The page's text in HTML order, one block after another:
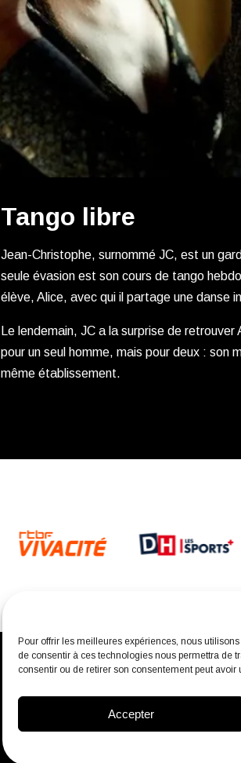
Pour offrir les meilleures expériences, nous
de consentir à ces technologies nous permettra de
consentir ou de retirer son consentement peut
Accepter
Tango libre
Jean-Christophe, surnommé JC, est un
seule évasion est son cours de tango
élève, Alice, avec qui il partage une danse
Le lendemain, JC a la surprise de
pour un seul homme, mais pour deux : son
même établissement.